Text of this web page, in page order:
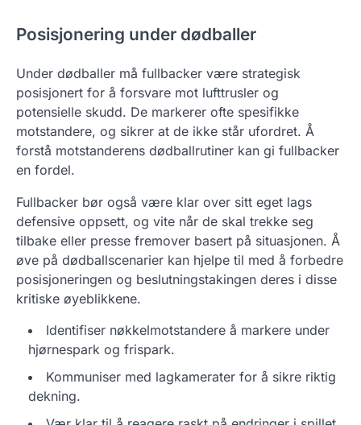
Posisjonering under dødballer
Under dødballer må fullbacker være strategisk
posisjonert for å forsvare mot lufttrusler og
potensielle skudd. De markerer ofte spesifikke
motstandere, og sikrer at de ikke står ufordret. Å
forstå motstanderens dødballrutiner kan gi fullbacker
en fordel.
Fullbacker bør også være klar over sitt eget lags
defensive oppsett, og vite når de skal trekke seg
tilbake eller presse fremover basert på situasjonen. Å
øve på dødballscenarier kan hjelpe til med å forbedre
posisjoneringen og beslutningstakingen deres i disse
kritiske øyeblikkene.
Identifiser nøkkelmotstandere å markere under
hjørnespark og frispark.
Kommuniser med lagkamerater for å sikre riktig
dekning.